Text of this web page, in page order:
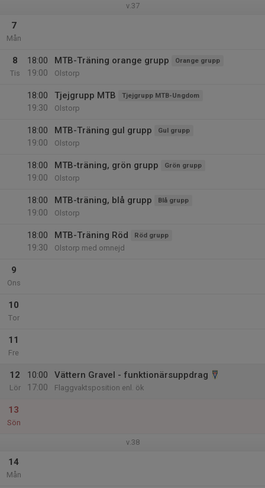
v.37
7
Mån
8
Tis
18:00
19:00
MTB-Träning orange grupp Orange grupp
Olstorp
18:00
19:30
Tjejgrupp MTB Tjejgrupp MTB-Ungdom
Olstorp
18:00
19:00
MTB-Träning gul grupp Gul grupp
Olstorp
18:00
19:00
MTB-träning, grön grupp Grön grupp
Olstorp
18:00
19:00
MTB-träning, blå grupp Blå grupp
Olstorp
18:00
19:30
MTB-Träning Röd Röd grupp
Olstorp med omnejd
9
Ons
10
Tor
11
Fre
12
Lör
10:00
17:00
Vättern Gravel - funktionärsuppdrag
Flaggvaktsposition enl. ök
13
Sön
v.38
14
Mån